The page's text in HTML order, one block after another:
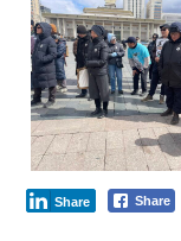
Share
Share